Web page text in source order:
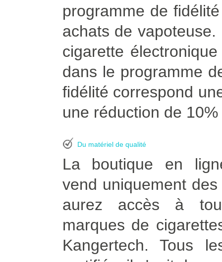
programme de
achats de
cigarette
dans le programme
fidélité correspond
une réduction de
Du matériel de qualité
La boutique en
vend uniquement
aurez accès à
marques de
Kangertech. Tous